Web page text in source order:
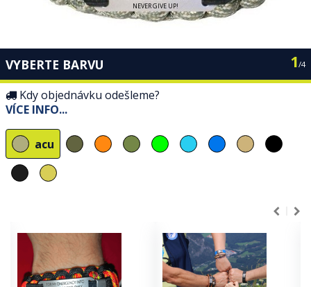
VYBERTE BARVU 1/4
Kdy objednávku odešleme?
VÍCE INFO...
acu